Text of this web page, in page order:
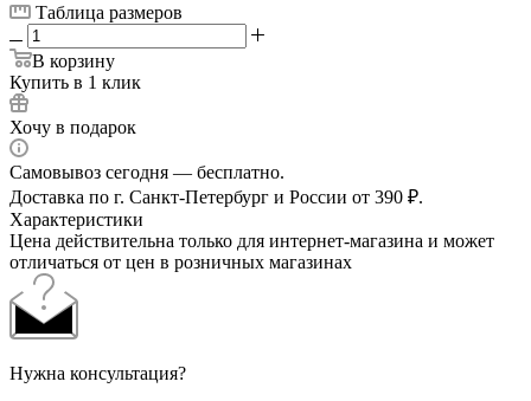
Таблица размеров
В корзину
Купить в 1 клик
Хочу в подарок
Самовывоз сегодня — бесплатно.
Доставка по г. Санкт-Петербург и России от 390 ₽.
Характеристики
Цена действительна только для интернет-магазина и может
отличаться от цен в розничных магазинах
Нужна консультация?